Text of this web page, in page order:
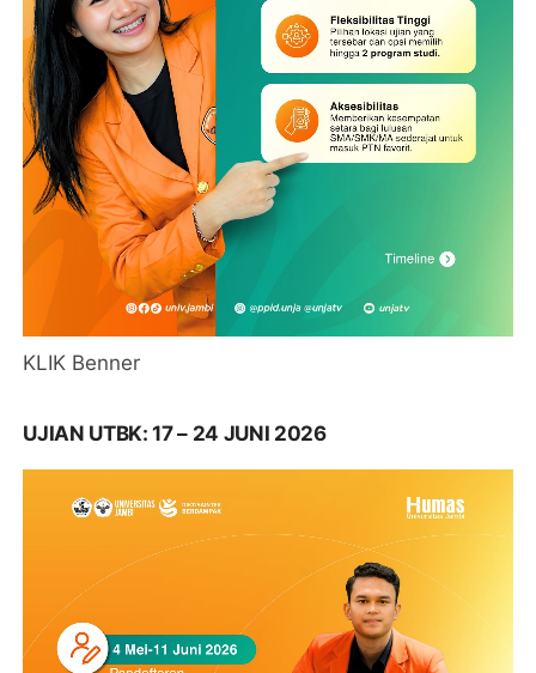
KLIK Benner
UJIAN UTBK: 17 – 24 JUNI 2026